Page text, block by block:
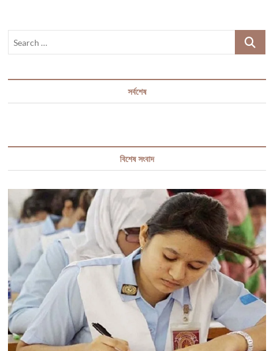
Search
সর্বশেষ
বিশেষ সংবাদ